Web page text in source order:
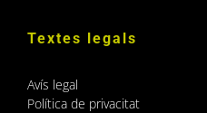
Textes legals
Avís legal
Política de privacitat